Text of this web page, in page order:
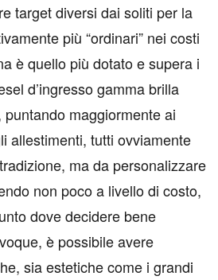
target diversi dai soliti per la
più “ordinari” nei costi
è quello più dotato e supera i
d’ingresso gamma brilla
maggiormente ai
allestimenti, tutti ovviamente
ma da personalizzare
non poco a livello di costo,
dove decidere bene
è possibile avere
sia estetiche come i grandi